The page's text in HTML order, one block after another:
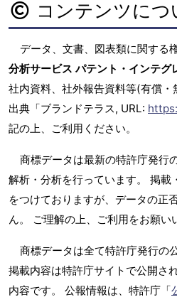
コンテンツにつ
データ、文書、図表類に関する
分析サービス パテント・インテグ
社内資料、社外報告資料等(有償
出典「ブランドテラス, URL:
記の上、ご利用ください。
商標データは最新の特許庁発行
解析・分析を行っています。 掲載
をつけておりますが、データの正
ん。 ご理解の上、ご利用をお願い
商標データは全て特許庁発行の
掲載内容は特許庁サイトで公開さ
内容です。 公報情報は、特許庁「